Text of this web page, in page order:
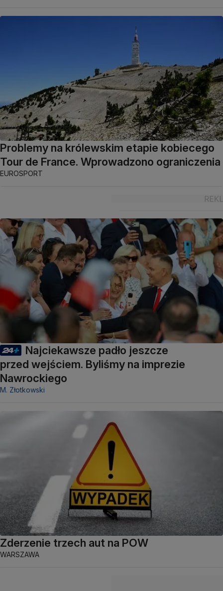
Problemy na królewskim etapie kobiecego
Tour de France. Wprowadzono ograniczenia
EUROSPORT
Najciekawsze padło jeszcze
przed wejściem. Byliśmy na imprezie
Nawrockiego
M. Złotkowski
Zderzenie trzech aut na POW
WARSZAWA